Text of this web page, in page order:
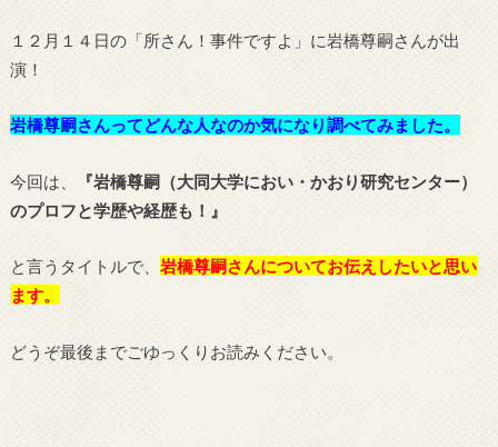
１２月１４日の「所さん！事件ですよ」に岩橋尊嗣さんが出
演！
岩橋尊嗣さんってどんな人なのか気になり調べてみました。
今回は、
『岩橋尊嗣（大同大学におい・かおり研究センター）
のプロフと学歴や経歴も！』
と言うタイトルで、 岩橋尊嗣さんについてお伝えしたいと思い
ます。
どうぞ最後までごゆっくりお読みください。